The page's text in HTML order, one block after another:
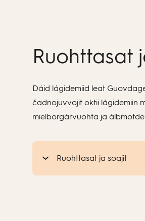
Ruohttasat
Dáid lágidemiid leat
čadnojuvvojit oktii lágidemiin
mielborgárvuohta ja
Ruohttasat ja soajit